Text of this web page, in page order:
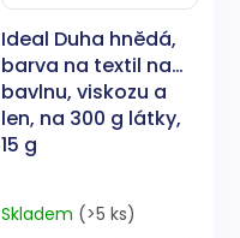
Ideal Duha hnědá,
barva na textil na
bavlnu, viskozu a
len, na 300 g látky,
15 g
Skladem (>5 ks)